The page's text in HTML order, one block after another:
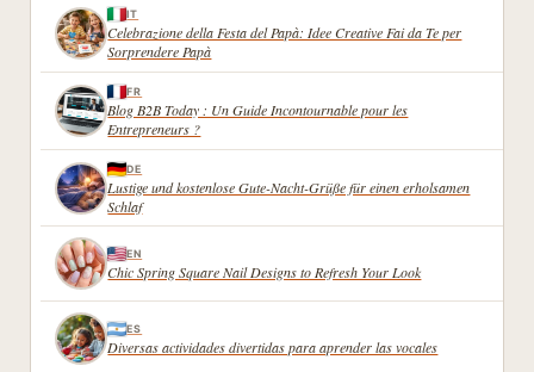
IT
Celebrazione della Festa del Papà: Idee Creative Fai da Te per
Sorprendere Papà
FR
Blog B2B Today : Un Guide Incontournable pour les
Entrepreneurs ?
DE
Lustige und kostenlose Gute-Nacht-Grüße für einen erholsamen
Schlaf
EN
Chic Spring Square Nail Designs to Refresh Your Look
ES
Diversas actividades divertidas para aprender las vocales